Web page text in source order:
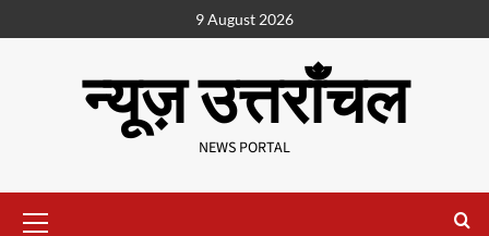
9 August 2026
न्यूज़ उत्तराँचल
NEWS PORTAL